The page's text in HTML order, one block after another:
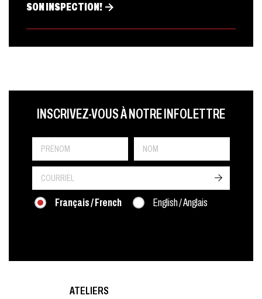
SON INSPECTION!
PRÉNOM
LAST NAME
INSCRIVEZ-VOUS À NOTRE INFOLETTRE
LANGUE
Français / French English / Anglais
->
ATELIERS